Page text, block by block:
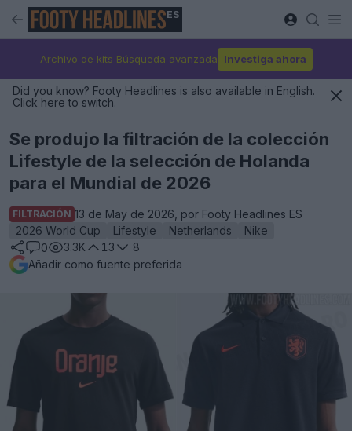
ES
Archivo de kits Búsqueda avanzada Investiga ahora
Did you know? Footy Headlines is also available in English.
Click here to switch.
Se produjo la filtración de la colección
Lifestyle de la selección de Holanda
para el Mundial de 2026
FILTRACIÓN 13 de May de 2026, por Footy Headlines ES
2026 World Cup
Lifestyle Netherlands
Nike
0
3.3K 13
8
Añadir como fuente preferida